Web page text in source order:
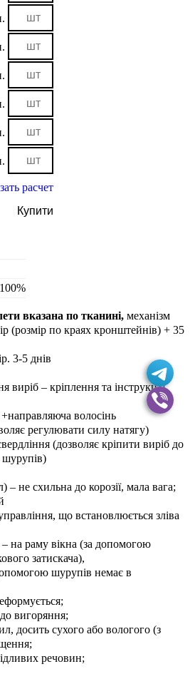
расчет
Купити
вказана по тканині, механізм
(розмір по краях кронштейнів) + 35
3-5 днiв
виріб – кріплення та інструкція
волосінь
регулювати силу натягу)
(дозволяє кріпити виріб до
шурупів)
– не схильна до корозії, мала вага;
що встановлюється зліва
на раму вікна (за допомогою
затискача),
шурупів немає в
вигоряння;
досить сухого або вологого (з
речовин;